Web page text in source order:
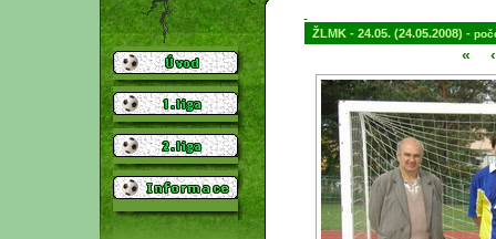
ŽLMK - 24.05. (24.05.2008) -
« ‹